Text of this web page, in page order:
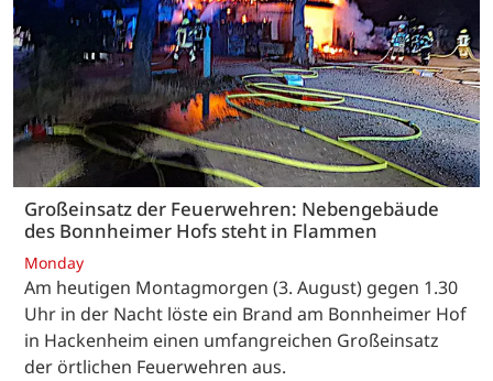
Großeinsatz der Feuerwehren: Nebengebäude
des Bonnheimer Hofs steht in Flammen
Monday
Am heutigen Montagmorgen (3. August) gegen 1.30
Uhr in der Nacht löste ein Brand am Bonnheimer Hof
in Hackenheim einen umfangreichen Großeinsatz
der örtlichen Feuerwehren aus.